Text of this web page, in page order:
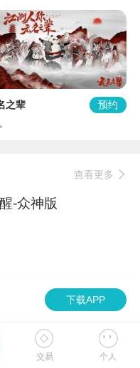
之辈 预约
查看更多
-众神版
加速
下载APP
交易 个人